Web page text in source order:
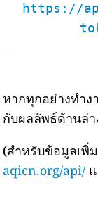
https://
หากทุกอย่างทำ
กับผลลัพธ์ด้านล่า
(สำหรับข้อมูลเพิ่
aqicn.org/api/